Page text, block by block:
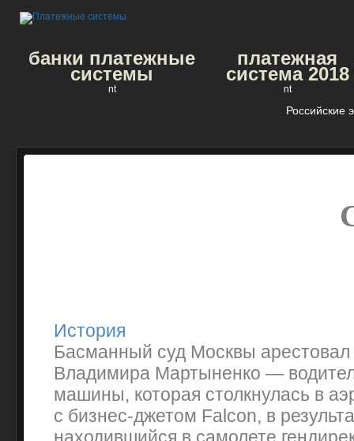
банки платежные
системы
nt
платежная
система 2018
nt
Российские
История
Басманный суд Москвы арестовал
Владимира Мартыненко —
машины, которая столкнулась в
с бизнес-джетом Falcon, в